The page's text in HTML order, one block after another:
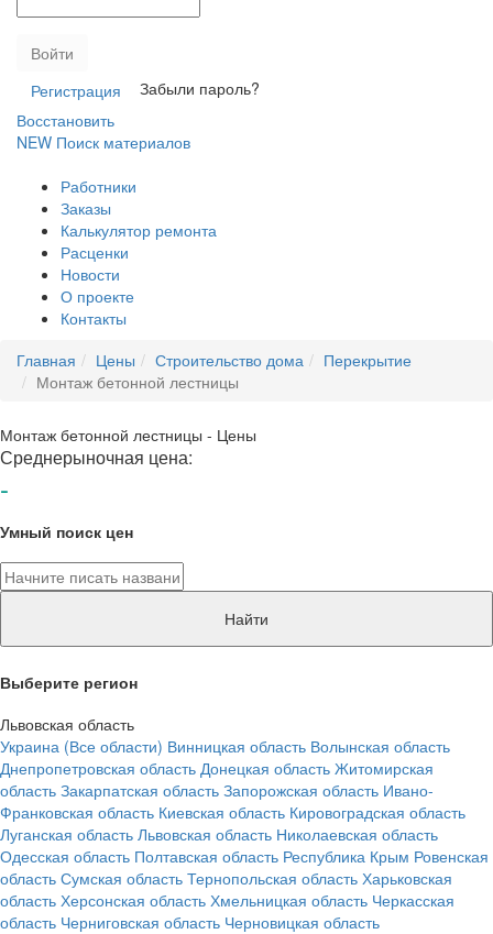
Войти
Регистрация
Забыли пароль?
Восстановить
NEW Поиск материалов
Работники
Заказы
Калькулятор ремонта
Расценки
Новости
О проекте
Контакты
Главная
Цены Строительство дома
Перекрытие
Монтаж бетонной лестницы
Монтаж бетонной лестницы - Цены
Среднерыночная цена:
-
Умный поиск цен
Найти
Выберите регион
Львовская область
Украина (Все области) Винницкая область Волынская область
Днепропетровская область Донецкая область Житомирская
область Закарпатская область Запорожская область Ивано-
Франковская область Киевская область Кировоградская область
Луганская область Львовская область Николаевская область
Одесская область Полтавская область Республика Крым Ровенская
область Сумская область Тернопольская область Харьковская
область Херсонская область Хмельницкая область Черкасская
область Черниговская область Черновицкая область